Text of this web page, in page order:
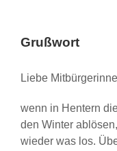
Grußwort
Liebe
wenn in Hentern
den Winter
wieder was los.